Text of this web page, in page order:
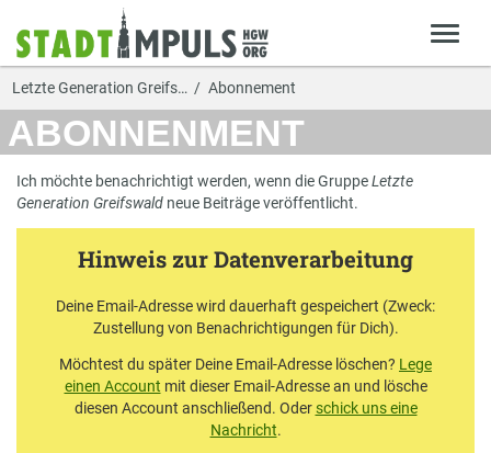
Letzte Generation Greifs… Abonnement
ABONNENMENT
Ich möchte benachrichtigt werden, wenn die GruppeLetzte
Generation Greifswald neue Beiträge veröffentlicht.
Hinweis zur Datenverarbeitung
Deine Email-Adresse wird dauerhaft gespeichert (Zweck:
Zustellung von Benachrichtigungen für Dich).
Möchtest du später Deine Email-Adresse löschen? Lege
einen Account mit dieser Email-Adresse an und lösche
diesen Account anschließend. Oderschick uns eine
Nachricht.